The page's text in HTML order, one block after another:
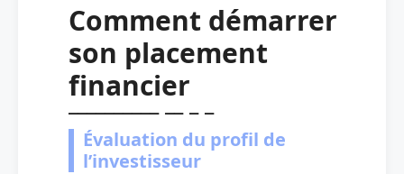
Comment démarrer
son placement
financier
Évaluation du profil de
l’investisseur